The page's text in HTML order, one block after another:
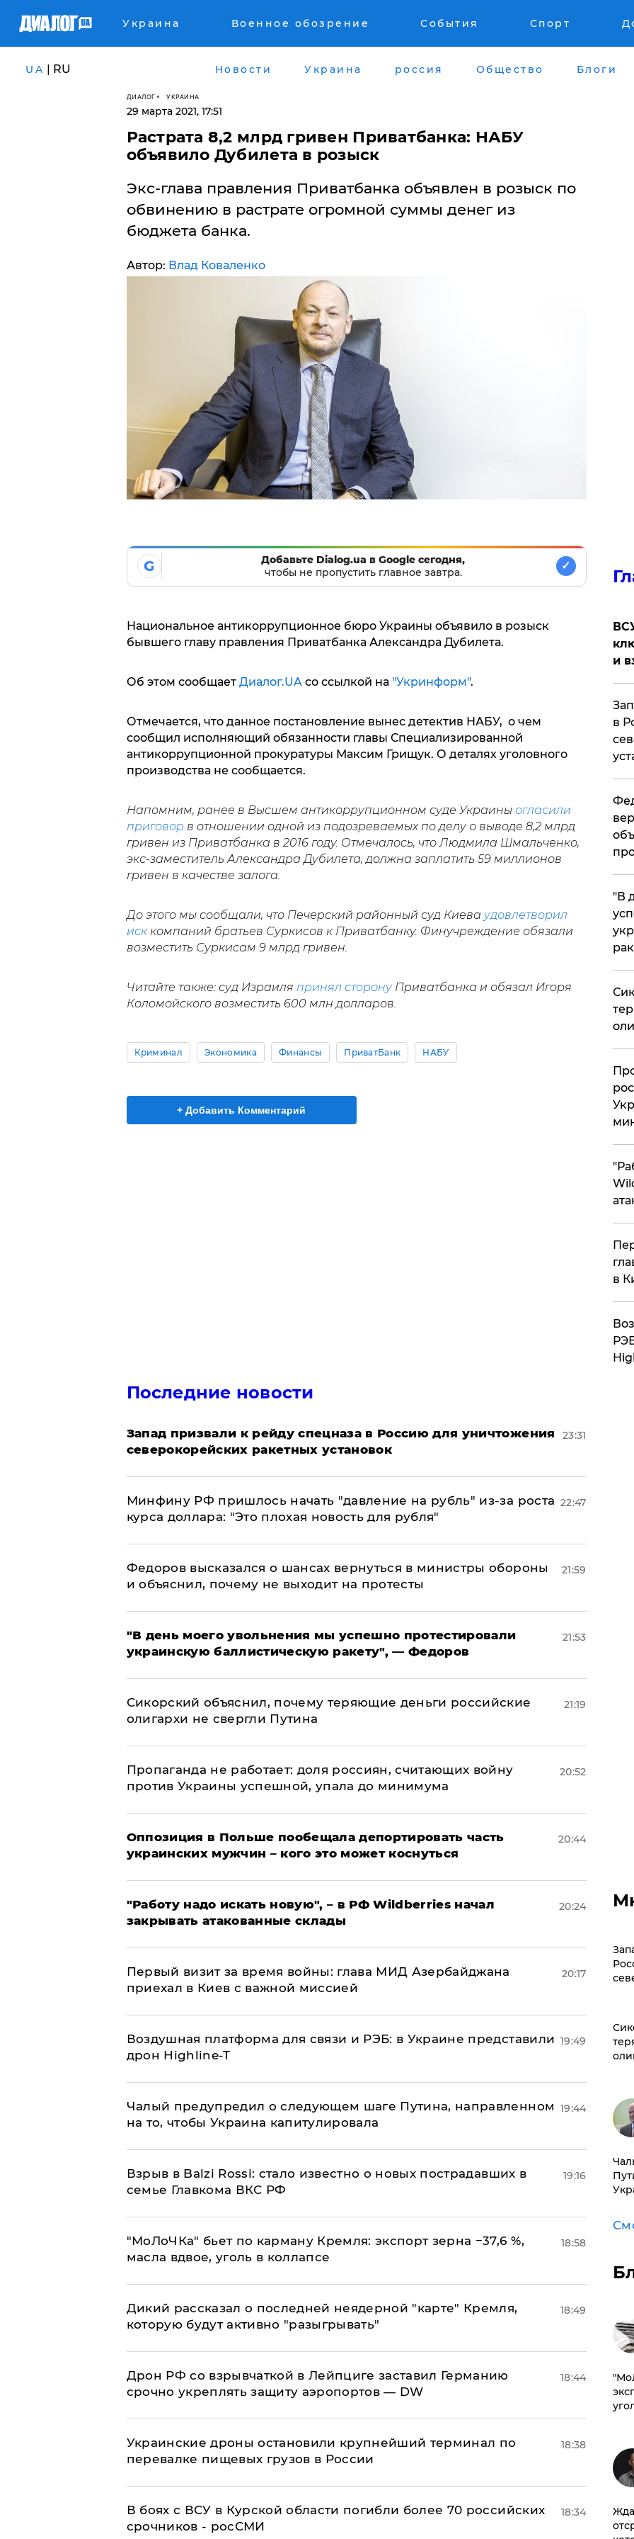
Украина Военное обозрение События Спорт
UA | RU Новости Украина россия Общество Блоги
ДИАЛОГ УКРАИНА
29 марта 2021, 17:51
Растрата 8,2 млрд гривен Приватбанка: НАБУ
объявило Дубилета в розыск
Экс-глава правления Приватбанка объявлен в розыск по
обвинению в растрате огромной суммы денег из
бюджета банка.
Автор: Влад Коваленко
G
Добавьте Dialog.ua в Google сегодня,
чтобы не пропустить главное завтра.
✓
Национальное антикоррупционное бюро Украины объявило в розыск
бывшего главу правления Приватбанка Александра Дубилета.
Об этом сообщает Диалог.UAсо ссылкой на "Укринформ".
Отмечается, что данное постановление вынес детектив НАБУ, о чем
сообщил исполняющий обязанности главы Специализированной
антикоррупционной прокуратуры Максим Грищук. О деталях уголовного
производства не сообщается.
Напомним, ранее в Высшем антикоррупционном суде Украины огласили
приговор в отношении одной из подозреваемых по делу о выводе 8,2 млрд
гривен из Приватбанка в 2016 году. Отмечалось, что Людмила Шмальченко,
экс-заместитель Александра Дубилета, должна заплатить 59 миллионов
гривен в качестве залога.
До этого мы сообщали, что Печерский районный суд Киева удовлетворил
исккомпаний братьев Суркисов к Приватбанку. Финучреждение обязали
возместить Суркисам 9 млрд гривен.
Читайте также: суд Израиля принял сторонуПриватбанка и обязал Игоря
Коломойского возместить 600 млн долларов.
Криминал Экономика Финансы ПриватБанк НАБУ
+ Добавить Комментарий
Последние новости
Запад призвали к рейду спецназа в Россию для уничтожения
северокорейских ракетных установок
23:31
Минфину РФ пришлось начать "давление на рубль" из-за роста
курса доллара: "Это плохая новость для рубля"
22:47
Федоров высказался о шансах вернуться в министры обороны
и объяснил, почему не выходит на протесты
21:59
​"В день моего увольнения мы успешно протестировали
украинскую баллистическую ракету", — Федоров
21:53
Сикорский объяснил, почему теряющие деньги российские
олигархи не свергли Путина
21:19
​Пропаганда не работает: доля россиян, считающих войну
против Украины успешной, упала до минимума
20:52
Оппозиция в Польше пообещала депортировать часть
украинских мужчин – кого это может коснуться
20:44
"Работу надо искать новую", – в РФ Wildberries начал
закрывать атакованные склады
20:24
Первый визит за время войны: глава МИД Азербайджана
приехал в Киев с важной миссией
20:17
Воздушная платформа для связи и РЭБ: в Украине представили
дрон Highline-T
19:49
Чалый предупредил о следующем шаге Путина, направленном
на то, чтобы Украина капитулировала
19:44
Взрыв в Balzi Rossi: стало известно о новых пострадавших в
семье Главкома ВКС РФ
19:16
​"МоЛоЧКа" бьет по карману Кремля: экспорт зерна −37,6 %,
масла вдвое, уголь в коллапсе
18:58
Дикий рассказал о последней неядерной "карте" Кремля,
которую будут активно "разыгрывать"
18:49
​Дрон РФ со взрывчаткой в Лейпциге заставил Германию
срочно укреплять защиту аэропортов — DW
18:44
Украинские дроны остановили крупнейший терминал по
перевалке пищевых грузов в России
18:38
В боях с ВСУ в Курской области погибли более 70 российских
срочников - росСМИ
18:34
и
в
​"В
в